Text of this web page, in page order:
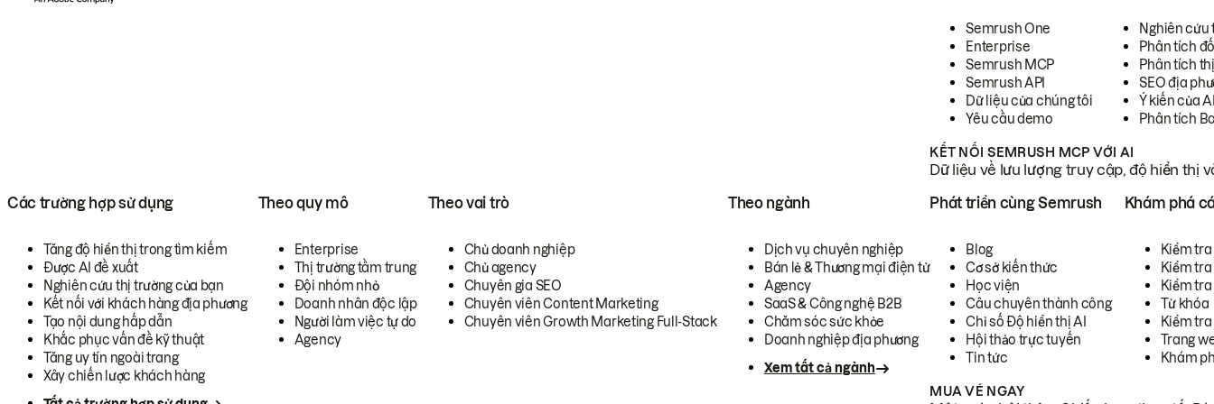
Semrush One
Enterprise
Semrush MCP
Semrush API
Dữ liệu của chúng tôi
Yêu cầu demo
Nghiên cứu
Phân tích
Phân tích
SEO địa
Ý kiến của
Phân tích
KẾT NỐI SEMRUSH MCP VỚI AI
Dữ liệu về lưu lượng truy cập, độ hiển thị
Các trường hợp sử dụng
Tăng độ hiển thị trong tìm kiếm
Được AI đề xuất
Nghiên cứu thị trường của bạn
Kết nối với khách hàng địa phương
Tạo nội dung hấp dẫn
Khắc phục vấn đề kỹ thuật
Tăng uy tín ngoài trang
Xây chiến lược khách hàng
Theo quy mô
Enterprise
Thị trường tầm trung
Đội nhóm nhỏ
Doanh nhân độc lập
Người làm việc tự do
Agency
Theo vai trò
Chủ doanh nghiệp
Chủ agency
Chuyên gia SEO
Chuyên viên Content Marketing
Chuyên viên Growth Marketing Full-Stack
Theo ngành
Dịch vụ chuyên nghiệp
Bán lẻ & Thương mại điện tử
Agency
SaaS & Công nghệ B2B
Chăm sóc sức khỏe
Doanh nghiệp địa phương
Xem tất cả ngành
Phát triển cùng Semrush
Blog
Cơ sở kiến thức
Học viện
Câu chuyên thành công
Chỉ số Độ hiển thị AI
Hội thảo trực tuyến
Tin tức
Khám phá
Kiểm
Kiểm tra
Kiểm
Từ khóa
Kiểm
Trang
Khám
MUA VÉ NGAY